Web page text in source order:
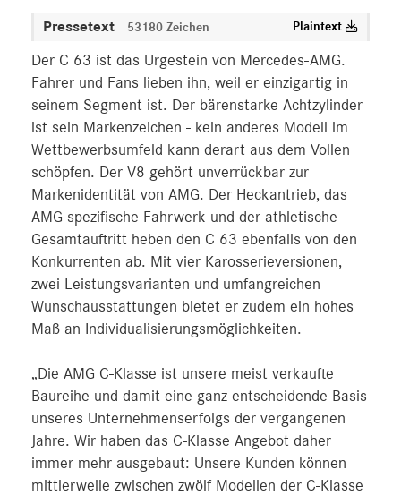
Pressetext 53180 Zeichen Plaintext
Der C 63 ist das Urgestein von Mercedes-AMG.
Fahrer und Fans lieben ihn, weil er einzigartig in
seinem Segment ist. Der bärenstarke Achtzylinder
ist sein Markenzeichen ‑ kein anderes Modell im
Wettbewerbsumfeld kann derart aus dem Vollen
schöpfen. Der V8 gehört unverrückbar zur
Markenidentität von AMG. Der Heckantrieb, das
AMG-spezifische Fahrwerk und der athletische
Gesamtauftritt heben den C 63 ebenfalls von den
Konkurrenten ab. Mit vier Karosserieversionen,
zwei Leistungsvarianten und umfangreichen
Wunschausstattungen bietet er zudem ein hohes
Maß an Individualisierungsmöglichkeiten.
„Die AMG C-Klasse ist unsere meist verkaufte
Baureihe und damit eine ganz entscheidende Basis
unseres Unternehmenserfolgs der vergangenen
Jahre. Wir haben das C-Klasse Angebot daher
immer mehr ausgebaut: Unsere Kunden können
mittlerweile zwischen zwölf Modellen der C-Klasse